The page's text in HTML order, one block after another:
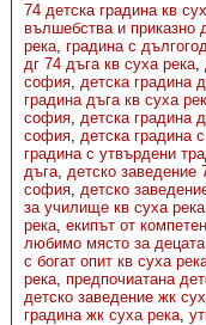
74 детска градина кв
вълшебства и приказно
река, градина с
дг 74 дъга кв суха река,
софия, детска градина
градина дъга кв суха
софия, детска градина
софия, детска градина
градина с утвърдени
дъга, детско заведение
софия, детско
за училище кв суха река
река, екипът от
любимо място за
с богат опит кв суха
река, предпочиатана
детско заведение жк
градина жк суха река,